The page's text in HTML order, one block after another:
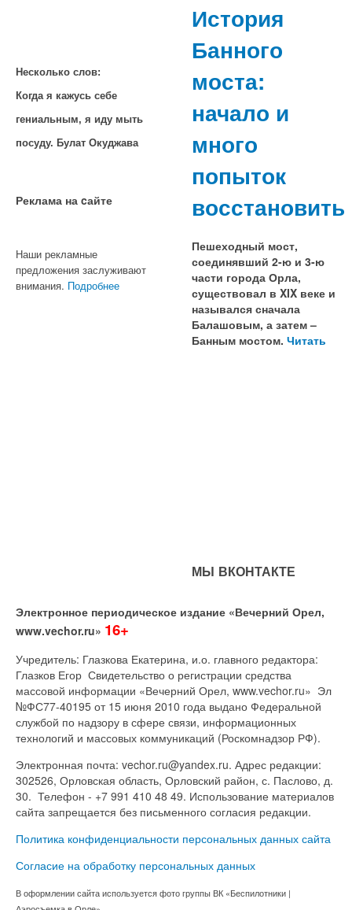
Несколько слов:
Когда я кажусь себе
гениальным, я иду мыть
посуду. Булат Окуджава
Реклама на cайте
Наши рекламные
предложения заслуживают
внимания. Подробнее
История
Банного
моста:
начало и
много
попыток
восстановить
Пешеходный мост,
соединявший 2-ю и 3-ю
части города Орла,
существовал в XIX веке и
назывался сначала
Балашовым, а затем –
Банным мостом. Читать
МЫ ВКОНТАКТЕ
Электронное периодическое издание «Вечерний Орел,
www.vechor.ru» 16+
Учредитель: Глазкова Екатерина, и.о. главного редактора:
Глазков Егор Свидетельство о регистрации средства
массовой информации «Вечерний Орел, www.vechor.ru» Эл
№ФС77-40195 от 15 июня 2010 года выдано Федеральной
службой по надзору в сфере связи, информационных
технологий и массовых коммуникаций (Роскомнадзор РФ).
Электронная почта: vechor.ru@yandex.ru. Адрес редакции:
302526, Орловская область, Орловский район, с. Паслово, д.
30. Телефон - +7 991 410 48 49. Использование материалов
сайта запрещается без письменного согласия редакции.
Политика конфиденциальности персональных данных сайта
Согласие на обработку персональных данных
В оформлении сайта используется фото группы ВК «Беспилотники |